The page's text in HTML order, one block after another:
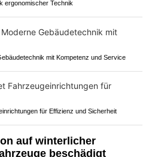
ergonomischer Technik
mit Kompetenz und Service
für Effizienz und Sicherheit
auf winterlicher
beschädigt